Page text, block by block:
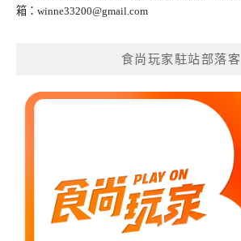
箱： winne33200@gmail.com
食尚玩家駐站部落客